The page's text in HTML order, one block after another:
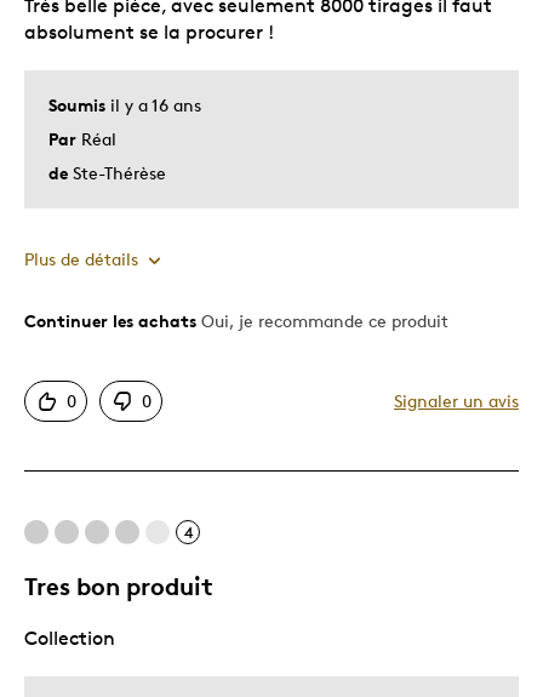
Soumis il y a 16 ans
Par Réal
de Ste-Thérèse
Très belle pièce, avec seulement 8000 tirages il faut
absolument se la procurer !
Plus de détails
Le pour
Motif attrayant
Très bonne qualité
Les meilleures utilisations
Cadeau de Noël
Continuer les achats Oui, je recommande ce produit
0 0 Signaler un avis
4
Tres bon produit
Collection